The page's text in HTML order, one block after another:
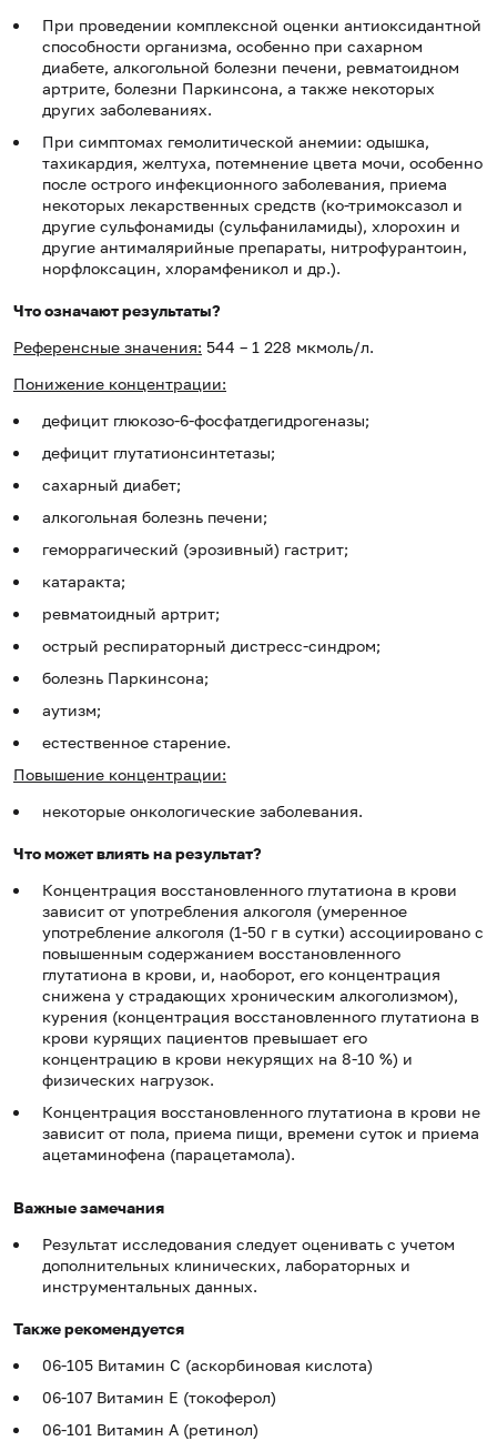
При проведении комплексной оценки антиоксидантной
способности организма, особенно при сахарном
диабете, алкогольной болезни печени, ревматоидном
артрите, болезни Паркинсона, а также некоторых
других заболеваниях.
При симптомах гемолитической анемии: одышка,
тахикардия, желтуха, потемнение цвета мочи, особенно
после острого инфекционного заболевания, приема
некоторых лекарственных средств (ко-тримоксазол и
другие сульфонамиды (сульфаниламиды), хлорохин и
другие антималярийные препараты, нитрофурантоин,
норфлоксацин, хлорамфеникол и др.).
Что означают результаты?
Референсные значения: 544 – 1 228 мкмоль/л.
Понижение концентрации:
дефицит глюкозо-6-фосфатдегидрогеназы;
дефицит глутатионсинтетазы;
сахарный диабет;
алкогольная болезнь печени;
геморрагический (эрозивный) гастрит;
катаракта;
ревматоидный артрит;
острый респираторный дистресс-синдром;
болезнь Паркинсона;
аутизм;
естественное старение.
Повышение концентрации:
некоторые онкологические заболевания.
Что может влиять на результат?
Концентрация восстановленного глутатиона в крови
зависит от употребления алкоголя (умеренное
употребление алкоголя (1-50 г в сутки) ассоциировано с
повышенным содержанием восстановленного
глутатиона в крови, и, наоборот, его концентрация
снижена у страдающих хроническим алкоголизмом),
курения (концентрация восстановленного глутатиона в
крови курящих пациентов превышает его
концентрацию в крови некурящих на 8-10 %) и
физических нагрузок.
Концентрация восстановленного глутатиона в крови не
зависит от пола, приема пищи, времени суток и приема
ацетаминофена (парацетамола).
Важные замечания
Результат исследования следует оценивать с учетом
дополнительных клинических, лабораторных и
инструментальных данных.
Также рекомендуется
06-105 Витамин С (аскорбиновая кислота)
06-107 Витамин Е (токоферол)
06-101 Витамин А (ретинол)